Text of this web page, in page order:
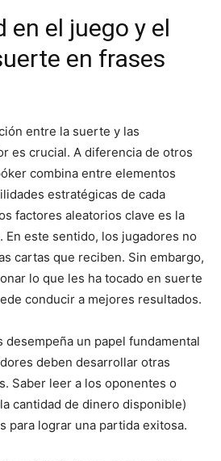
en el juego y el
en frases
entre la suerte y las
es crucial. A diferencia de otros
combina entre elementos
estratégicas de cada
factores aleatorios clave es la
este sentido, los jugadores no
cartas que reciben. Sin embargo,
lo que les ha tocado en suerte
conducir a mejores resultados.
desempeña un papel fundamental
deben desarrollar otras
Saber leer a los oponentes o
cantidad de dinero disponible)
para lograr una partida exitosa.